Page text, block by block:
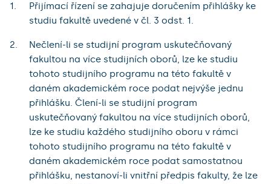
Přijímací řízení se zahajuje doručením přihlášky ke
studiu fakultě uvedené v čl. 3 odst. 1.
Nečlení-li se studijní program uskutečňovaný
fakultou na více studijních oborů, lze ke studiu
tohoto studijního programu na této fakultě v
daném akademickém roce podat nejvýše jednu
přihlášku. Člení-li se studijní program
uskutečňovaný fakultou na více studijních oborů,
lze ke studiu každého studijního oboru v rámci
tohoto studijního programu na této fakultě v
daném akademickém roce podat samostatnou
přihlášku, nestanoví-li vnitřní předpis fakulty, že lze